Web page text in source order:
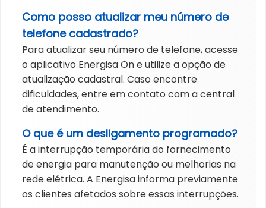
Como posso atualizar meu número de
telefone cadastrado?
Para atualizar seu número de telefone, acesse
o aplicativo Energisa On e utilize a opção de
atualização cadastral. Caso encontre
dificuldades, entre em contato com a central
de atendimento.
O que é um desligamento programado?
É a interrupção temporária do fornecimento
de energia para manutenção ou melhorias na
rede elétrica. A Energisa informa previamente
os clientes afetados sobre essas interrupções.